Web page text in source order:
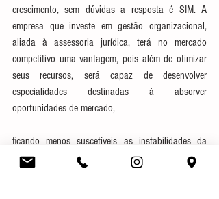
crescimento, sem dúvidas a resposta é SIM. A
empresa que investe em gestão organizacional,
aliada à assessoria jurídica, terá no mercado
competitivo uma vantagem, pois além de otimizar
seus recursos, será capaz de desenvolver
especialidades destinadas à absorver
oportunidades de mercado,
ficando menos suscetíveis as instabilidades da
nossa economia.